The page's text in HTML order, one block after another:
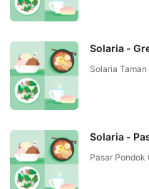
Solaria -
Solaria
Solaria -
Pasar